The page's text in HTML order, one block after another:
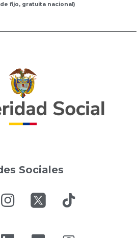
fijo, gratuita nacional)
Sociales